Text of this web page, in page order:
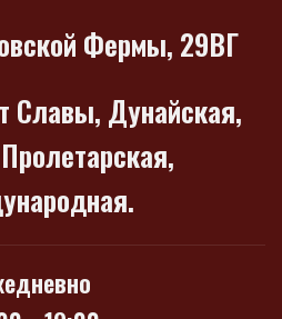
Фермы, 29ВГ
Славы, Дунайская,